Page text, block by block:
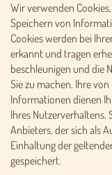
Wir verwenden
Speichern von
Cookies werden bei
erkannt und tragen
beschleunigen und die
Sie zu machen. Ihre
Informationen dienen
Ihres Nutzerverhaltens.
Anbieters, der sich als
Einhaltung der
gespeichert.